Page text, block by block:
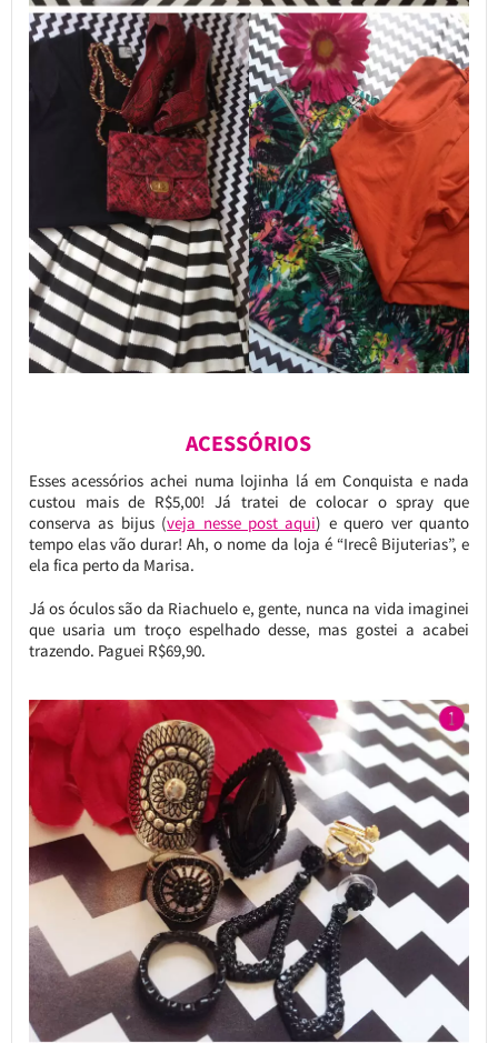
ACESSÓRIOS
Esses acessórios achei numa lojinha lá em Conquista e nada
custou mais de R$5,00! Já tratei de colocar o spray que
conserva as bijus (veja nesse post aqui) e quero ver quanto
tempo elas vão durar! Ah, o nome da loja é “Irecê Bijuterias”, e
ela fica perto da Marisa.
Já os óculos são da Riachuelo e, gente, nunca na vida imaginei
que usaria um troço espelhado desse, mas gostei a acabei
trazendo. Paguei R$69,90.